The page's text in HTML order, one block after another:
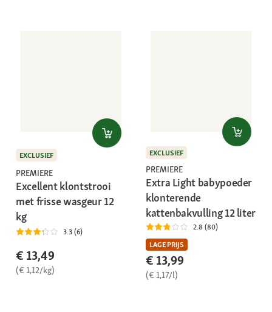
EXCLUSIEF
PREMIERE
Excellent klontstrooi
met frisse wasgeur 12
kg
3.3 (6)
€ 13,49
(€ 1,12/kg)
EXCLUSIEF
PREMIERE
Extra Light babypoeder
klonterende
kattenbakvulling 12 liter
2.8 (80)
LAGE PRIJS
€ 13,99
(€ 1,17/l)